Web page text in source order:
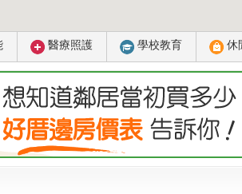
醫療照護 學校教育 休